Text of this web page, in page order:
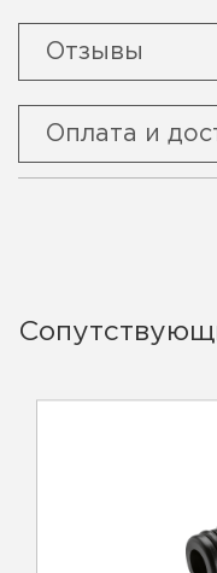
Отзывы
Оплата и